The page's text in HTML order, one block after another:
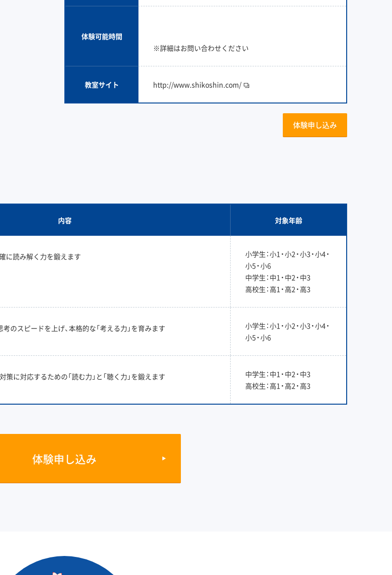
体験可能時間
※詳細はお問い合わせください
教室サイト http://www.shikoshin.com/
体験申し込み
内容 対象年齢
に読み解く力を鍛えます
小学生：小1・小2・小3・小4・
小5・小6
中学生：中1・中2・中3
高校生：高1・高2・高3
考のスピードを上げ、本格的な「考える力」を育みます
小学生：小1・小2・小3・小4・
小5・小6
策に対応するための「読む力」と「聴く力」を鍛えます
中学生：中1・中2・中3
高校生：高1・高2・高3
体験申し込み